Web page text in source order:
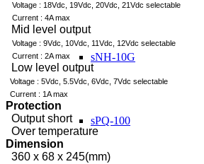
sNH-10G
sPQ-100
Voltage : 18Vdc, 19Vdc, 20Vdc, 21Vdc selectable
Current : 4A max
Mid level output
Voltage : 9Vdc, 10Vdc, 11Vdc, 12Vdc selectable
Current : 2A max
Low level output
Voltage : 5Vdc, 5.5Vdc, 6Vdc, 7Vdc selectable
Current : 1A max
Protection
Output short
Over temperature
Dimension
360 x 68 x 245(mm)